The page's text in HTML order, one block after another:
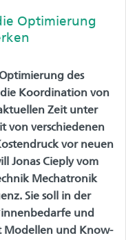
Optimierung
des
Koordination von
Zeit unter
von verschiedenen
vor neuen
Jonas Cieply vom
Mechatronik
Sie soll in der
und
Modellen und Know-